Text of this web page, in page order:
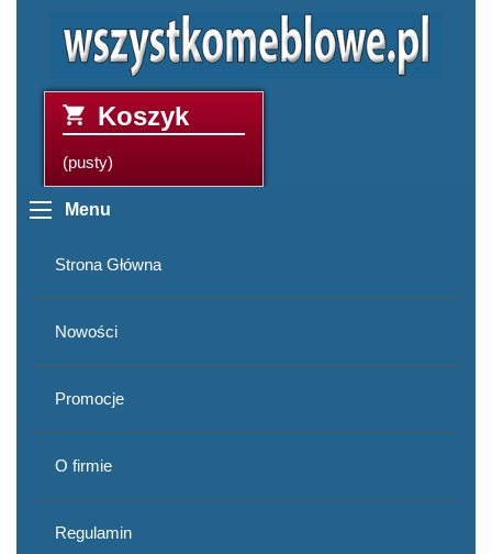
Koszyk
(pusty)
Menu
Strona Główna
Nowości
Promocje
O firmie
Regulamin